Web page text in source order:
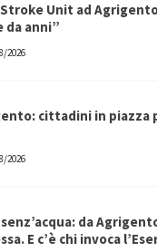
Unit ad
da anni”
2026
cittadini in piazza
2026
da
E c’è chi invoca